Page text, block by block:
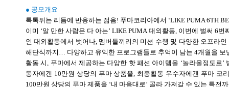
● 공모개요
톡톡튀는 리듬에 반응하는 젊음! 푸마코리아에서 ‘LIKE PUMA 6TH
이미 ‘알 만한 사람은 다 아는’ LIKE PUMA 대외활동, 이번에 벌써 6
인 대외활동에서 벗어나, 멤버들끼리의 미션 수행 및 다양한 오프라
해단식까지… 다양하고 유익한 프로그램들로 추억이 남는 4개월을 보
활동 시, 푸마에서 제공하는 다양한 핫 패션 아이템을 ‘놀라울정도로’
동자에겐 10만원 상당의 푸마 상품을, 최종활동 우수자에겐 푸마 코
100만원 상당의 푸마 제품을 ‘내 마음대로’ 골라 가져갈 수 있는 특전